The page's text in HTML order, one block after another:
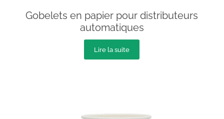
Gobelets en papier pour distributeurs
automatiques
Lire la suite